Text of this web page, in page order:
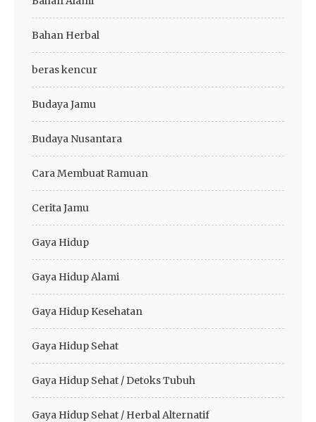
Bahan Herbal
beras kencur
Budaya Jamu
Budaya Nusantara
Cara Membuat Ramuan
Cerita Jamu
Gaya Hidup
Gaya Hidup Alami
Gaya Hidup Kesehatan
Gaya Hidup Sehat
Gaya Hidup Sehat / Detoks Tubuh
Gaya Hidup Sehat / Herbal Alternatif